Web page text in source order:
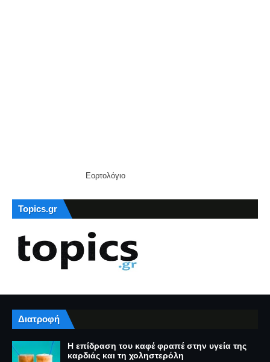
Εορτολόγιο
Topics.gr
Διατροφή
Η επίδραση του καφέ φραπέ στην υγεία της
καρδιάς και τη χοληστερόλη